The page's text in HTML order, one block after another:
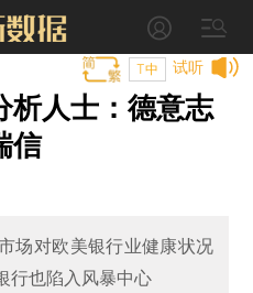
试听
T中
析人士：德意志
信
场对欧美银行业健康状况
行也陷入风暴中心